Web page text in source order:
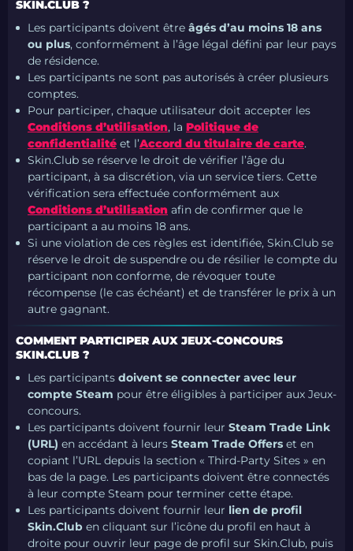
SKIN.CLUB ?
Les participants doivent être âgés d’au moins 18 ans
ou plus, conformément à l’âge légal défini par leur pays
de résidence.
Les participants ne sont pas autorisés à créer plusieurs
comptes.
Pour participer, chaque utilisateur doit accepter les
Conditions d’utilisation, la Politique de
confidentialité et l’Accord du titulaire de carte.
Skin.Club se réserve le droit de vérifier l’âge du
participant, à sa discrétion, via un service tiers. Cette
vérification sera effectuée conformément aux
Conditions d’utilisation afin de confirmer que le
participant a au moins 18 ans.
Si une violation de ces règles est identifiée, Skin.Club se
réserve le droit de suspendre ou de résilier le compte du
participant non conforme, de révoquer toute
récompense (le cas échéant) et de transférer le prix à un
autre gagnant.
COMMENT PARTICIPER AUX JEUX-CONCOURS
SKIN.CLUB ?
Les participants doivent se connecter avec leur
compte Steam pour être éligibles à participer aux Jeux-
concours.
Les participants doivent fournir leur Steam Trade Link
(URL) en accédant à leurs Steam Trade Offers et en
copiant l’URL depuis la section « Third-Party Sites » en
bas de la page. Les participants doivent être connectés
à leur compte Steam pour terminer cette étape.
Les participants doivent fournir leur lien de profil
Skin.Club en cliquant sur l’icône du profil en haut à
droite pour ouvrir leur page de profil sur Skin.Club, puis